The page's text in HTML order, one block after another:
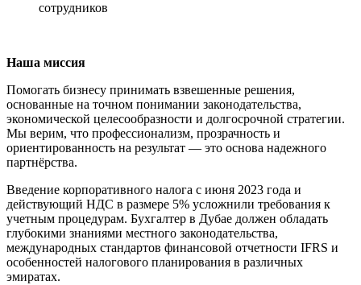
сотрудников
Наша миссия
Помогать бизнесу принимать взвешенные решения,
основанные на точном понимании законодательства,
экономической целесообразности и долгосрочной стратегии.
Мы верим, что профессионализм, прозрачность и
ориентированность на результат — это основа надежного
партнёрства.
Введение корпоративного налога с июня 2023 года и
действующий НДС в размере 5% усложнили требования к
учетным процедурам. Бухгалтер в Дубае должен обладать
глубокими знаниями местного законодательства,
международных стандартов финансовой отчетности IFRS и
особенностей налогового планирования в различных
эмиратах.